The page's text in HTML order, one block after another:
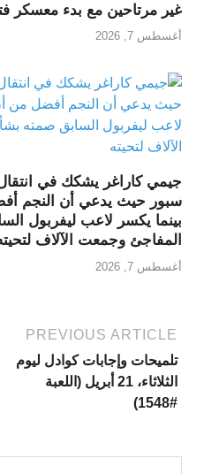
غير مرتاحين مع بدء معسكر
أغسطس 7, 2026
جيمي كاراغر يشكك في
سبور حيث يدعي أن النجم
بينما يكسر لاعب ليفربول
المفاجئ وجمعت الآلاف
أغسطس 7, 2026
PREVIOUS ARTICLE
تلميحات وإجابات كوادل ليوم
الثلاثاء، 21 أبريل (اللعبة
#1548)